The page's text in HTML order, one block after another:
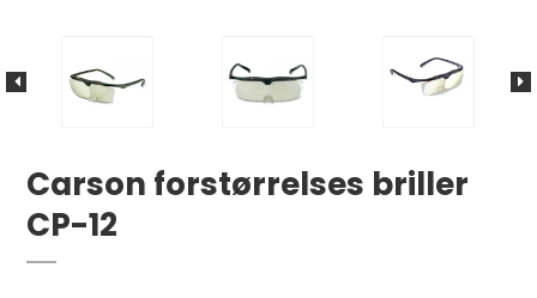
Carson forstørrelses briller
CP-12